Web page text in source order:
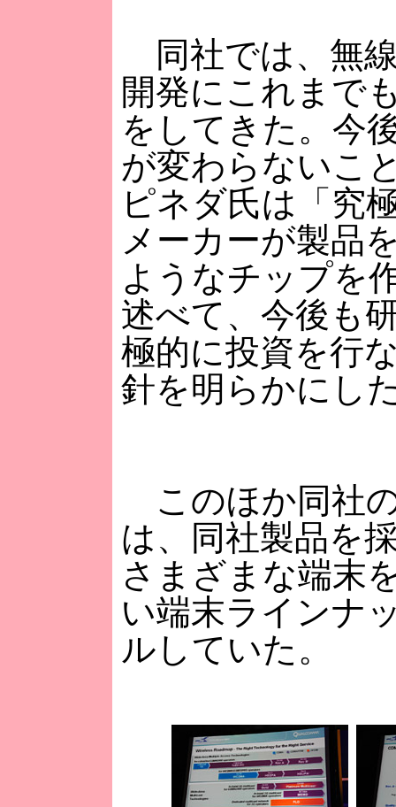
同社では、無
開発にこれまで
をしてきた。今
が変わらないこ
ピネダ氏は「究
メーカーが製品
ようなチップを
述べて、今後も
極的に投資を行
針を明らかにし
このほか同社
は、同社製品を
さまざまな端末
い端末ラインナ
ルしていた。